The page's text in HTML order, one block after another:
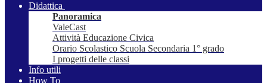
Didattica
Panoramica
ValeCast
Attività Educazione Civica
Orario Scolastico Scuola Secondaria 1° grado
I progetti delle classi
Info utili
How To